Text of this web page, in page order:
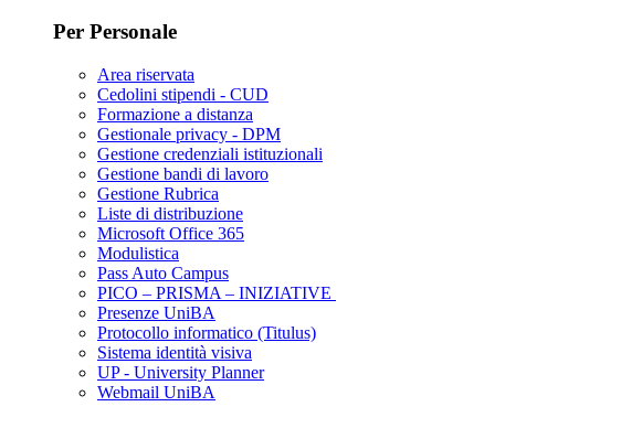
Per Personale
Area riservata
Cedolini stipendi - CUD
Formazione a distanza
Gestionale privacy - DPM
Gestione credenziali istituzionali
Gestione bandi di lavoro
Gestione Rubrica
Liste di distribuzione
Microsoft Office 365
Modulistica
Pass Auto Campus
PICO – PRISMA – INIZIATIVE
Presenze UniBA
Protocollo informatico (Titulus)
Sistema identità visiva
UP - University Planner
Webmail UniBA